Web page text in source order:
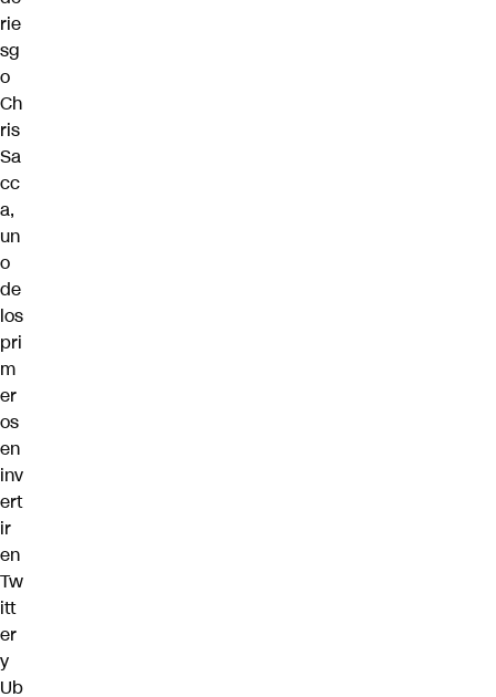
rie
sg
o
Ch
ris
Sa
cc
a,
un
o
de
los
pri
m
er
os
en
inv
ert
ir
en
Tw
itt
er
y
Ub